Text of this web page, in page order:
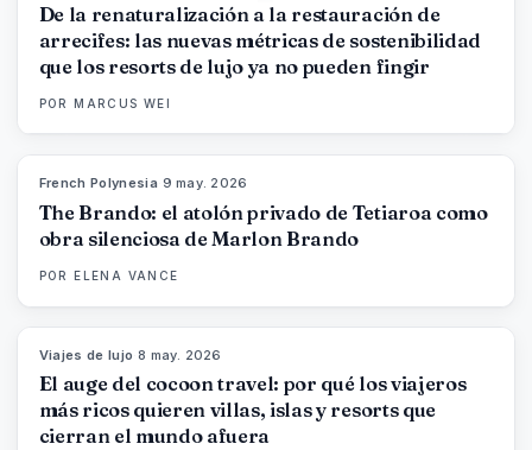
De la renaturalización a la restauración de
arrecifes: las nuevas métricas de sostenibilidad
que los resorts de lujo ya no pueden fingir
POR MARCUS WEI
French Polynesia 9 may. 2026
The Brando: el atolón privado de Tetiaroa como
obra silenciosa de Marlon Brando
POR ELENA VANCE
Viajes de lujo ·8 may. 2026
El auge del cocoon travel: por qué los viajeros
más ricos quieren villas, islas y resorts que
cierran el mundo afuera